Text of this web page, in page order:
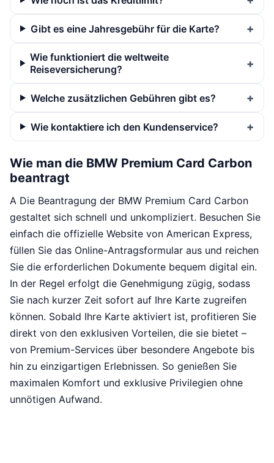
Gibt es eine Jahresgebühr für die Karte?
Wie funktioniert die weltweite
Reiseversicherung?
Welche zusätzlichen Gebühren gibt es?
Wie kontaktiere ich den Kundenservice?
Wie man die BMW Premium Card Carbon
beantragt
A Die Beantragung der BMW Premium Card Carbon
gestaltet sich schnell und unkompliziert. Besuchen Sie
einfach die offizielle Website von American Express,
füllen Sie das Online-Antragsformular aus und reichen
Sie die erforderlichen Dokumente bequem digital ein.
In der Regel erfolgt die Genehmigung zügig, sodass
Sie nach kurzer Zeit sofort auf Ihre Karte zugreifen
können. Sobald Ihre Karte aktiviert ist, profitieren Sie
direkt von den exklusiven Vorteilen, die sie bietet –
von Premium-Services über besondere Angebote bis
hin zu einzigartigen Erlebnissen. So genießen Sie
maximalen Komfort und exklusive Privilegien ohne
unnötigen Aufwand.